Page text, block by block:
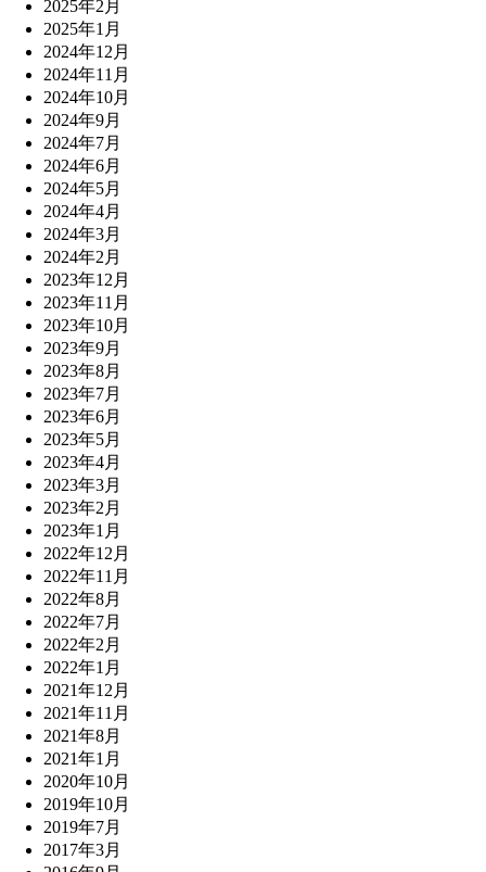
2025年2月
2025年1月
2024年12月
2024年11月
2024年10月
2024年9月
2024年7月
2024年6月
2024年5月
2024年4月
2024年3月
2024年2月
2023年12月
2023年11月
2023年10月
2023年9月
2023年8月
2023年7月
2023年6月
2023年5月
2023年4月
2023年3月
2023年2月
2023年1月
2022年12月
2022年11月
2022年8月
2022年7月
2022年2月
2022年1月
2021年12月
2021年11月
2021年8月
2021年1月
2020年10月
2019年10月
2019年7月
2017年3月